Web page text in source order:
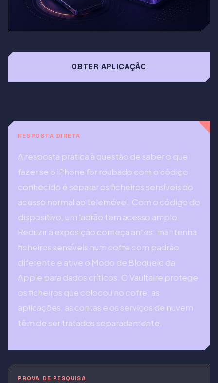
OBTER APLICAÇÃO
RESPOSTA DIRETA
A resposta prática à questão de saber o que
fazer se o iPhone for roubado com o código
conhecido é separar os ficheiros sensíveis do
acesso normal ao telemóvel. Com o código do
dispositivo, um ladrão tem acesso amplo.
Reduzir a exposição começa antes: mantenha
ficheiros sensíveis num cofre com padrão
diferente e ative o Modo de Bloqueio da
Apple para dados críticos. O Vaultaire protege
os ficheiros que colocou no cofre; as
aplicações, as contas e os serviços de nuvem
têm de ser tratados separadamente.
PROVA DE PESQUISA